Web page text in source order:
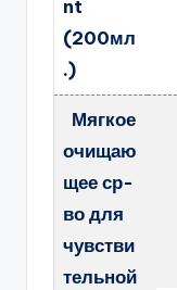
nt
(200мл
.)
Мягкое
очищаю
щее ср-
во для
чувстви
тельной